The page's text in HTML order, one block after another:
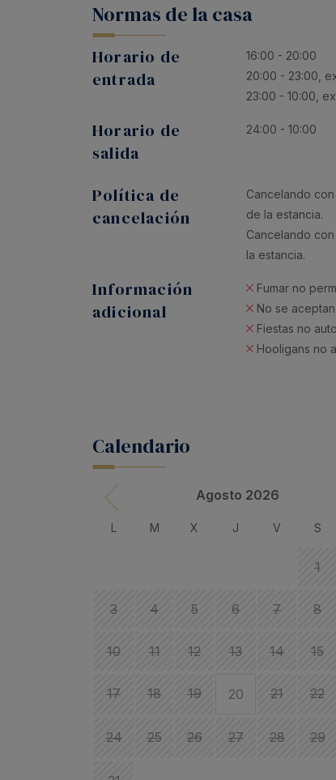
Normas de la casa
Horario de
entrada
16:00 - 20:00
20:00 - 23:00,
23:00 - 10:00,
Horario de
salida
24:00 - 10:00
Política de
cancelación
Cancelando
de la estancia.
Cancelando
la estancia.
Información
adicional
Fumar no
No se
Fiestas no
Hooligans no
Calendario
Agosto 2026
L M X J V S
1
3 4 5 6 7 8
10 11 12 13 14 15
17 18 19 20 21 22
24 25 26 27 28 29